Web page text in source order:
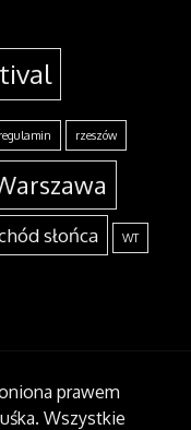
regulamin rzeszów
słońca WT
prawem
Wszystkie